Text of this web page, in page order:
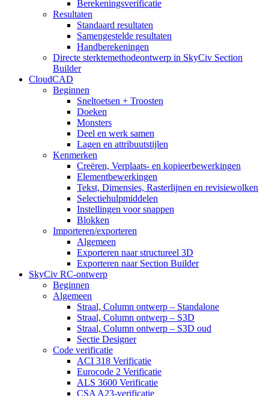
Berekeningsverificatie
Resultaten
Standaard resultaten
Samengestelde resultaten
Handberekeningen
Directe sterktemethodeontwerp in SkyCiv Section
Builder
CloudCAD
Beginnen
Sneltoetsen + Troosten
Doeken
Monsters
Deel en werk samen
Lagen en attribuutstijlen
Kenmerken
Creëren, Verplaats- en kopieerbewerkingen
Elementbewerkingen
Tekst, Dimensies, Rasterlijnen en revisiewolken
Selectiehulpmiddelen
Instellingen voor snappen
Blokken
Importeren/exporteren
Algemeen
Exporteren naar structureel 3D
Exporteren naar Section Builder
SkyCiv RC-ontwerp
Beginnen
Algemeen
Straal, Column ontwerp – Standalone
Straal, Column ontwerp – S3D
Straal, Column ontwerp – S3D oud
Sectie Designer
Code verificatie
ACI 318 Verificatie
Eurocode 2 Verificatie
ALS 3600 Verificatie
CSA A23-verificatie